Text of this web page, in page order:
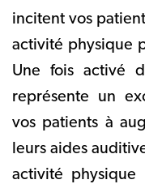
incitent vos
activité physique
Une fois activé
représente un
vos patients à
leurs aides
activité physique